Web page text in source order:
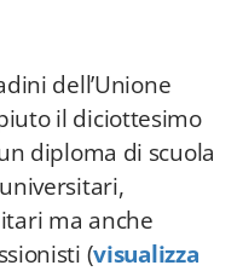
dell’Unione
il diciottesimo
diploma di scuola
ma anche
(visualizza